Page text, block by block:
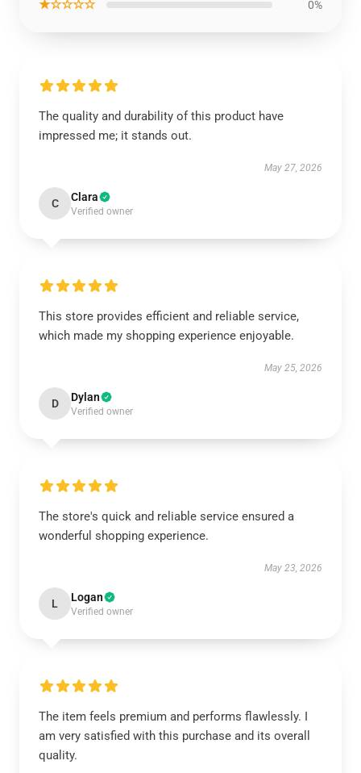
★☆☆☆☆ 0%
The quality and durability of this product have
impressed me; it stands out.
May 27, 2026
C Clara
Verified owner
This store provides efficient and reliable service,
which made my shopping experience enjoyable.
May 25, 2026
D Dylan
Verified owner
The store's quick and reliable service ensured a
wonderful shopping experience.
May 23, 2026
L Logan
Verified owner
The item feels premium and performs flawlessly. I
am very satisfied with this purchase and its overall
quality.